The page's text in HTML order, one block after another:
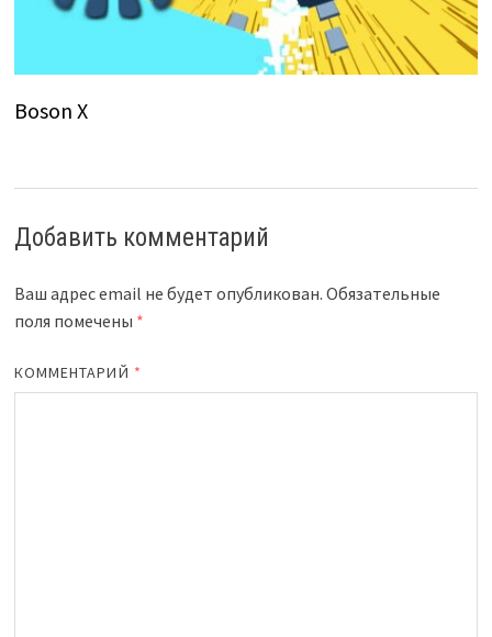
Boson X
Добавить комментарий
Ваш адрес email не будет опубликован. Обязательные
поля помечены *
КОММЕНТАРИЙ *